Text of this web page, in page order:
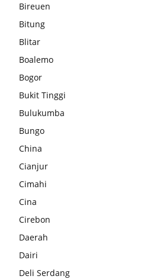
Bireuen
Bitung
Blitar
Boalemo
Bogor
Bukit Tinggi
Bulukumba
Bungo
China
Cianjur
Cimahi
Cina
Cirebon
Daerah
Dairi
Deli Serdang